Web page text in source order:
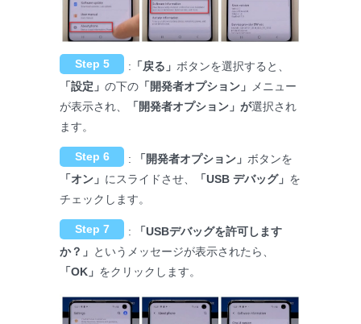
Step 5 : 「戻る」 ボタンを選択すると、
「設定」 の下の 「開発者オプション」
メニュー
が表示され、
「開発者オプション」が選択され
ます。
Step 6 : 「開発者オプション」 ボタンを
「オン」 にスライドさせ、 「USB デバッグ」 を
チェックします。
Step 7 :
「USBデバッグを許可します
か？」 というメッセージが表示されたら、
「OK」 をクリックします。